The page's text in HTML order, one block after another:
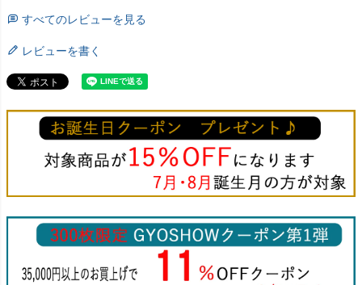
すべてのレビューを見る
レビューを書く